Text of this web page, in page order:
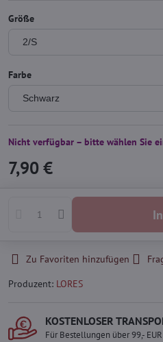
Größe
Farbe
Nicht verfügbar – bitte wählen Sie
7,90 €
Zu Favoriten hinzufügen
Produzent: LORES
KOSTENLOSER
Für Bestellungen über 99,- EUR